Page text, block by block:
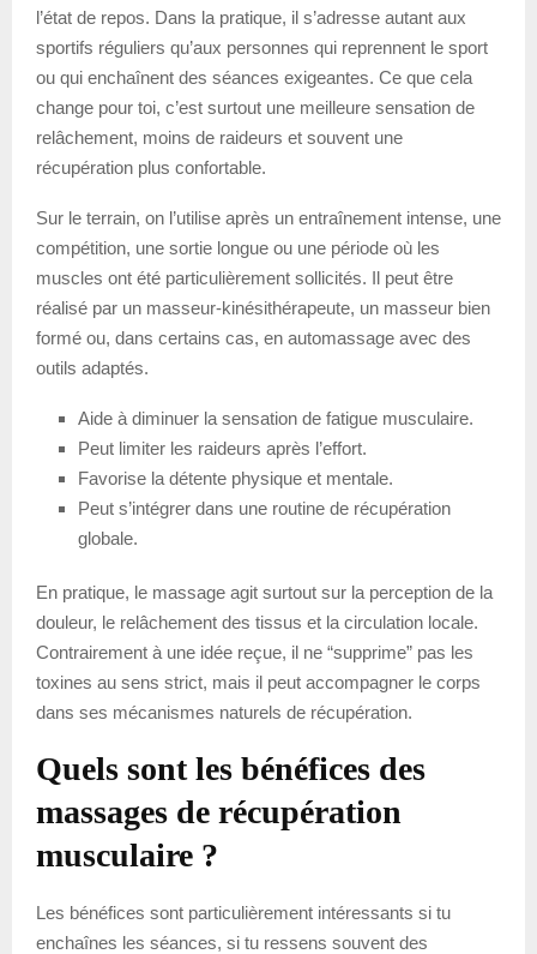
l’état de repos. Dans la pratique, il s’adresse autant aux
sportifs réguliers qu’aux personnes qui reprennent le sport
ou qui enchaînent des séances exigeantes. Ce que cela
change pour toi, c’est surtout une meilleure sensation de
relâchement, moins de raideurs et souvent une
récupération plus confortable.
Sur le terrain, on l’utilise après un entraînement intense, une
compétition, une sortie longue ou une période où les
muscles ont été particulièrement sollicités. Il peut être
réalisé par un masseur-kinésithérapeute, un masseur bien
formé ou, dans certains cas, en automassage avec des
outils adaptés.
Aide à diminuer la sensation de fatigue musculaire.
Peut limiter les raideurs après l’effort.
Favorise la détente physique et mentale.
Peut s’intégrer dans une routine de récupération
globale.
En pratique, le massage agit surtout sur la perception de la
douleur, le relâchement des tissus et la circulation locale.
Contrairement à une idée reçue, il ne “supprime” pas les
toxines au sens strict, mais il peut accompagner le corps
dans ses mécanismes naturels de récupération.
Quels sont les bénéfices des
massages de récupération
musculaire ?
Les bénéfices sont particulièrement intéressants si tu
enchaînes les séances, si tu ressens souvent des